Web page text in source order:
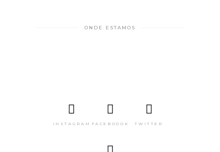
ONDE ESTAMOS
INSTAGRAM FACEBOOOK TWITTER